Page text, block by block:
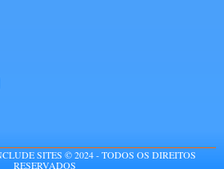
SITES © 2024 - TODOS OS DIREITOS
RESERVADOS